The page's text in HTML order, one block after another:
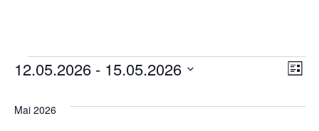
Kirchenrenovierung
Veranstaltungen Liste
12.05.2026 - 15.05.2026
Mai 2026